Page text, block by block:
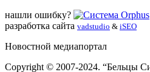
нашли ошибку?
разработка сайта vadstudio & iSEO
Новостной медиапортал
Copyright © 2007-2024. “Бельцы